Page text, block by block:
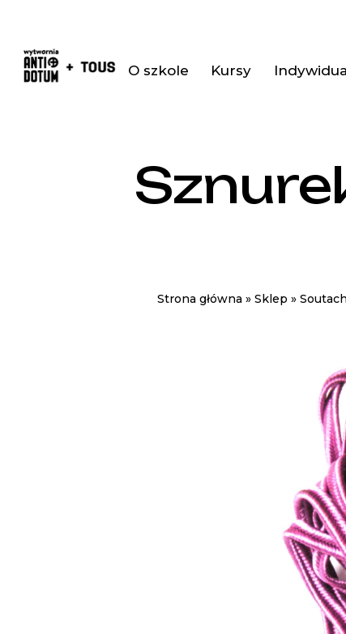
O szkole Kursy
Strona główna » Sklep »